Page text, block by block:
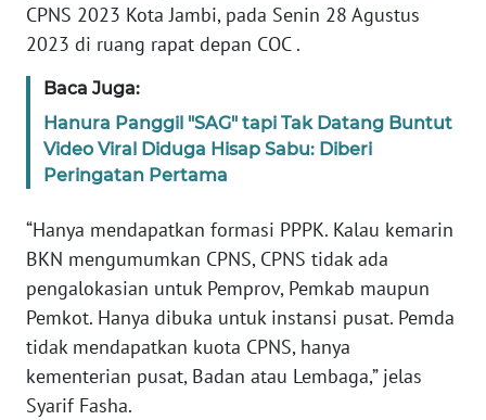
CPNS 2023 Kota Jambi, pada Senin 28 Agustus
2023 di ruang rapat depan COC .
Baca Juga:
Hanura Panggil "SAG" tapi Tak Datang Buntut
Video Viral Diduga Hisap Sabu: Diberi
Peringatan Pertama
“Hanya mendapatkan formasi PPPK. Kalau kemarin
BKN mengumumkan CPNS, CPNS tidak ada
pengalokasian untuk Pemprov, Pemkab maupun
Pemkot. Hanya dibuka untuk instansi pusat. Pemda
tidak mendapatkan kuota CPNS, hanya
kementerian pusat, Badan atau Lembaga,” jelas
Syarif Fasha.
REDAKSI
KARIR
DISCLAIMER
News
Regional
WN
SUMUT
WN
JAKARTA